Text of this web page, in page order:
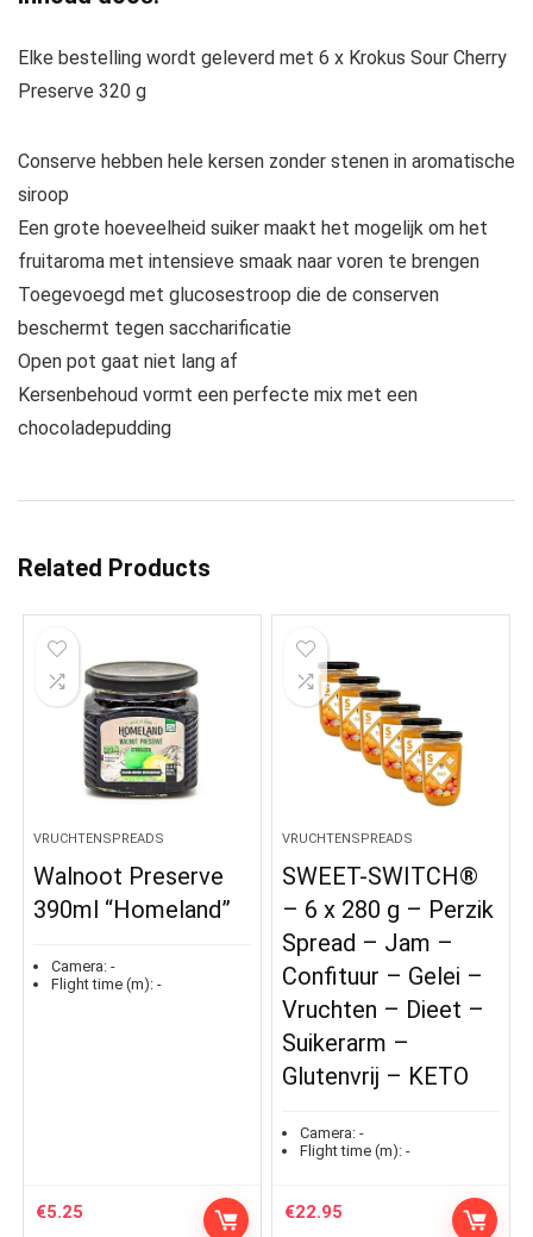
Elke bestelling wordt geleverd met 6 x Krokus Sour Cherry
Preserve 320 g
Conserve hebben hele kersen zonder stenen in aromatische
siroop
Een grote hoeveelheid suiker maakt het mogelijk om het
fruitaroma met intensieve smaak naar voren te brengen
Toegevoegd met glucosestroop die de conserven
beschermt tegen saccharificatie
Open pot gaat niet lang af
Kersenbehoud vormt een perfecte mix met een
chocoladepudding
Related Products
VRUCHTENSPREADS
Walnoot Preserve
390ml “Homeland”
Camera: -
Flight time (m): -
€5.25
VRUCHTENSPREADS
SWEET-SWITCH®
– 6 x 280 g – Perzik
Spread – Jam –
Confituur – Gelei –
Vruchten – Dieet –
Suikerarm –
Glutenvrij – KETO
Camera: -
Flight time (m): -
€22.95